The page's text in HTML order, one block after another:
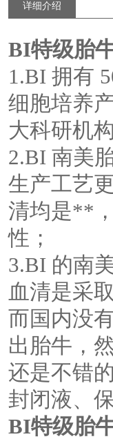
详细介绍
BI特级胎
1.BI 拥有
细胞培养
大科研机
2.BI 南美
生产工艺
清均是**
性；
3.BI 的南
血清是采
而国内没
出胎牛，
还是不错
封闭液、
BI特级胎